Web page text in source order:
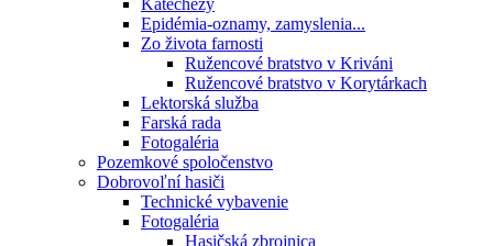
Katechézy
Epidémia-oznamy, zamyslenia...
Zo života farnosti
Ružencové bratstvo v Kriváni
Ružencové bratstvo v Korytárkach
Lektorská služba
Farská rada
Fotogaléria
Pozemkové spoločenstvo
Dobrovoľní hasiči
Technické vybavenie
Fotogaléria
Hasičská zbrojnica